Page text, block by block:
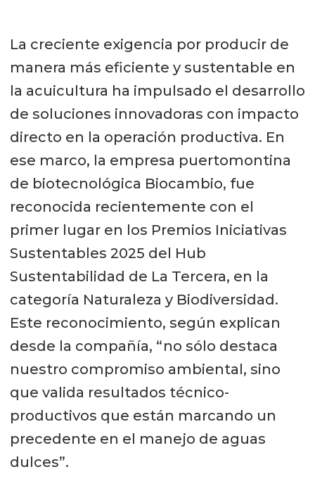
La creciente exigencia por producir de
manera más eficiente y sustentable en
la acuicultura ha impulsado el desarrollo
de soluciones innovadoras con impacto
directo en la operación productiva. En
ese marco, la empresa puertomontina
de biotecnológica Biocambio, fue
reconocida recientemente con el
primer lugar en los Premios Iniciativas
Sustentables 2025 del Hub
Sustentabilidad de La Tercera, en la
categoría Naturaleza y Biodiversidad.
Este reconocimiento, según explican
desde la compañía, “no sólo destaca
nuestro compromiso ambiental, sino
que valida resultados técnico-
productivos que están marcando un
precedente en el manejo de aguas
dulces”.